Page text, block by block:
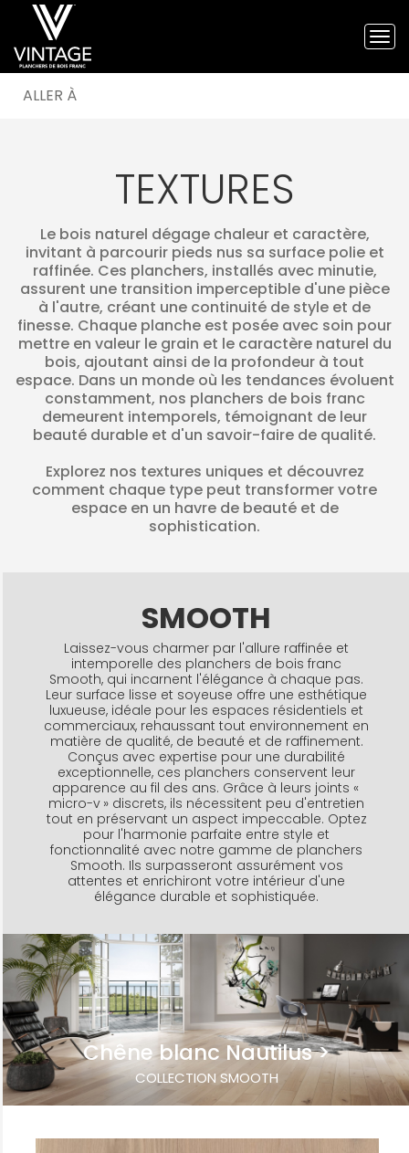
ESSENCES ↗
TEXTURES
SMOOTH
BRUSHED
SCULPTED
BLADE
EDGESAWN
LUSTRES ↗
MOULURES ↗
TEXTURES
Le bois naturel dégage chaleur et caractère,
invitant à parcourir pieds nus sa surface polie et
raffinée. Ces planchers, installés avec minutie,
assurent une transition imperceptible d'une pièce
à l'autre, créant une continuité de style et de
finesse. Chaque planche est posée avec soin pour
mettre en valeur le grain et le caractère naturel du
bois, ajoutant ainsi de la profondeur à tout
espace. Dans un monde où les tendances évoluent
constamment, nos planchers de bois franc
demeurent intemporels, témoignant de leur
beauté durable et d'un savoir-faire de qualité.
Explorez nos textures uniques et découvrez
comment chaque type peut transformer votre
espace en un havre de beauté et de
sophistication.
SMOOTH
Laissez-vous charmer par l'allure raffinée et
intemporelle des planchers de bois franc
Smooth, qui incarnent l'élégance à chaque pas.
Leur surface lisse et soyeuse offre une esthétique
luxueuse, idéale pour les espaces résidentiels et
commerciaux, rehaussant tout environnement en
matière de qualité, de beauté et de raffinement.
Conçus avec expertise pour une durabilité
exceptionnelle, ces planchers conservent leur
apparence au fil des ans. Grâce à leurs joints «
micro-v » discrets, ils nécessitent peu d'entretien
tout en préservant un aspect impeccable. Optez
pour l'harmonie parfaite entre style et
fonctionnalité avec notre gamme de planchers
Smooth. Ils surpasseront assurément vos
attentes et enrichiront votre intérieur d'une
élégance durable et sophistiquée.
Chêne blanc Nautilus
COLLECTION SMOOTH
Planchers
de